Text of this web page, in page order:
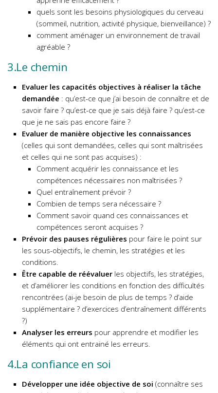
quels sont les besoins physiologiques du cerveau
(sommeil, nutrition, activité physique, bienveillance) ?
comment aménager un environnement de travail
agréable ?
3.Le chemin
Evaluer les capacités objectives à réaliser la tâche
demandée : qu’est-ce que j’ai besoin de connaître et de
savoir faire ? qu’est-ce que je sais déjà faire ? qu’est-ce
que je ne sais pas encore faire ?
Evaluer de manière objective les connaissances
(celles qui sont demandées, celles qui sont maîtrisées
et celles qui ne sont pas acquises) :
Comment acquérir les connaissance et les
compétences nécessaires non maîtrisées ?
Quel entraînement prévoir ?
Combien de temps sera nécessaire ?
Comment savoir quand ces connaissances et
compétences seront acquises ?
Prévoir des pauses régulières pour faire le point sur
les sous-objectifs, le chemin, les stratégies et les
conditions.
Être capable de réévaluer les objectifs, les stratégies,
et d’améliorer les conditions en fonction des difficultés
rencontrées (ai-je besoin de plus de temps ? d’aide
supplémentaire ? d’exercices d’entraînement différents
?)
Analyser les erreurs pour apprendre et modifier les
éléments qui ont entrainé les erreurs.
4.La confiance en soi
Développer une idée objective de soi (connaître ses